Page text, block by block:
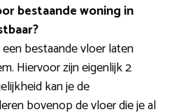
bestaande woning in
bestaande vloer laten
Hiervoor zijn eigenlijk 2
kan je de
bovenop de vloer die je al